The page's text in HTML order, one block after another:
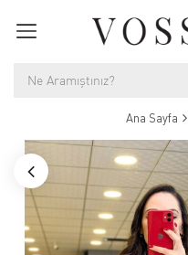
Ana Sayfa